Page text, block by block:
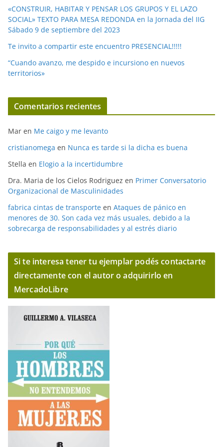
«CONSTRUIR, HABITAR Y PENSAR LOS GRUPOS Y EL LAZO
SOCIAL» TEXTO PARA MESA REDONDA en la Jornada del IIG
Sábado 9 de septiembre del 2023
Te invito a compartir este encuentro PRESENCIAL!!!!!
“Cuando avanzo, me despido e incursiono en nuevos
territorios»
Comentarios recientes
Mar en Me caigo y me levanto
cristianomega en Nunca es tarde si la dicha es buena
Stella en Elogio a la incertidumbre
Dra. Maria de los Cielos Rodriguez en Primer Conversatorio
Organizacional de Masculinidades
fabrica cintas de transporte en Ataques de pánico en
menores de 30. Son cada vez más usuales, debido a la
sobrecarga de responsabilidades y al estrés diario
Si te interesa tener tu ejemplar podés contactarte
directamente con el autor o adquirirlo en
MercadoLibre